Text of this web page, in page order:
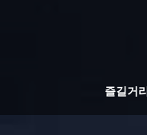
즐길거리